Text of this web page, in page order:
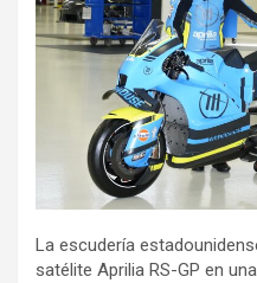
La escudería
satélite Aprilia RS-GP en